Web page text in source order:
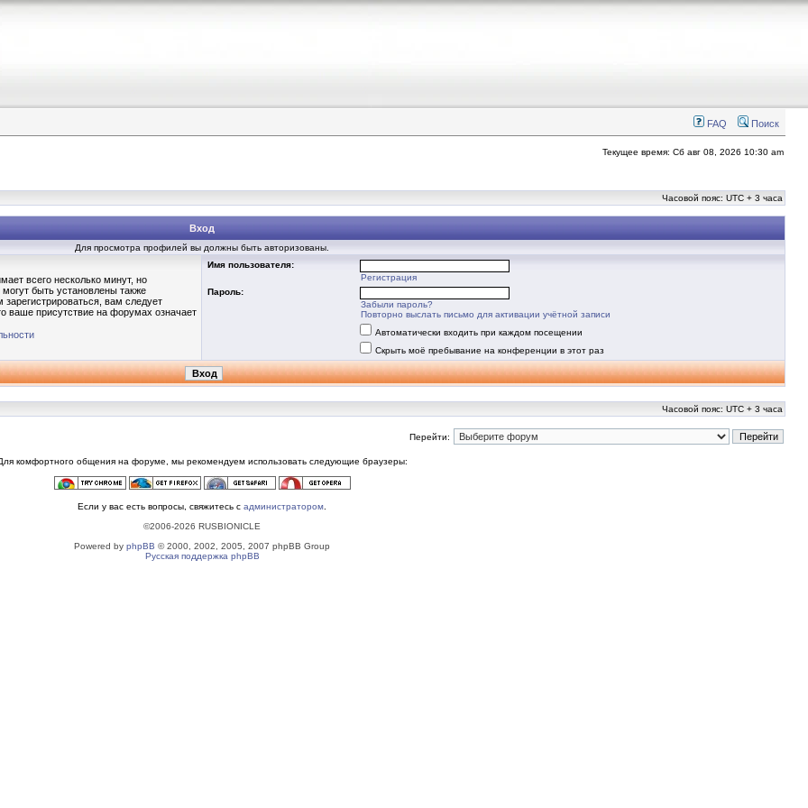
FAQ Поиск
Текущее время: Сб авг 08, 2026 10:30 am
Часовой пояс: UTC + 3 часа
Вход
Для просмотра профилей вы должны быть авторизованы.
всего несколько минут, но
быть установлены также
вам следует
ваше присутствие на форумах означает
Имя пользователя:
Регистрация
Пароль:
Забыли пароль?
Повторно выслать письмо для активации учётной записи
Автоматически входить при каждом посещении
Скрыть моё пребывание на конференции в этот раз
Часовой пояс: UTC + 3 часа
Перейти:
комфортного общения на форуме, мы рекомендуем использовать следующие браузеры:
Если у вас есть вопросы, свяжитесь с администратором
©2006-2026 RUSBIONICLE
Powered by phpBB © 2000, 2002, 2005, 2007 phpBB Group
Русская поддержка phpBB